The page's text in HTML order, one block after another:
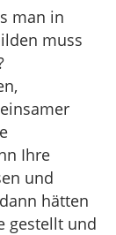
man in
muss
Ihre
und
hätten
gestellt und